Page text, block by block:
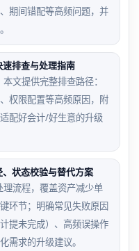
期间错配等高频问题，并
排查与处理指南
文提供完整排查路径：
权限配置等高频原因，附
配好会计/好生意的升级
状态校验与替代方案
流程，覆盖资产减少单
环节；明确常见失败原因
提未完成）、高频误操作
需求的升级建议。